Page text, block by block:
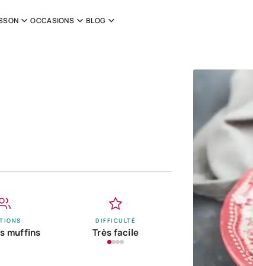
OCCASIONS BLOG
muffins
DIFFICULTÉ
Très facile